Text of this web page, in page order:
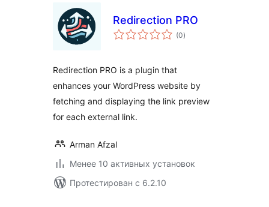
Redirection PRO
(0общий
рейтинг
)
Redirection PRO is a plugin that
enhances your WordPress website by
fetching and displaying the link preview
for each external link.
Arman Afzal
Менее 10 активных установок
Протестирован с 6.2.10